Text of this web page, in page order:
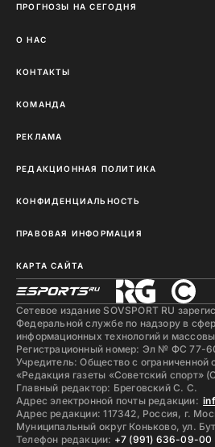
ПРОГНОЗЫ НА СЕГОДНЯ
О НАС
КОНТАКТЫ
КОМАНДА
РЕКЛАМА
РЕДАКЦИОННАЯ ПОЛИТИКА
КОНФИДЕНЦИАЛЬНОСТЬ
ПРАВОВАЯ ИНФОРМАЦИЯ
КАРТА САЙТА
Сетевое издание SOVSPORT RU
Федеральной службе по надзору в
информационных технологий и
Регистрационный номер: Эл № ФС 77-
Учредитель: Общество с ограниченной
«Редакция газеты «Советский спорт»
Главный редактор: Бреговский С. С.
Адрес электронной почты редакции:
Адрес редакции: 117342, Россия, г.
Муниципальный округ Коньково, ул.
Телефон редакции: +7 (991) 636-09-00